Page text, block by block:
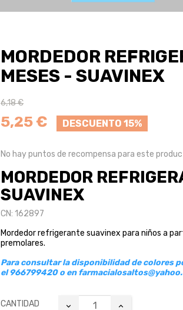
MORDEDOR
MESES - SUAVINEX
6,18 €
5,25 € DESCUENTO 15%
No hay puntos de recompensa para este
MORDEDOR
SUAVINEX
CN: 162897
Mordedor refrigerante suavinex para niños a
premolares.
Para consultar la disponibilidad de colores
el 966799420 o en
CANTIDAD